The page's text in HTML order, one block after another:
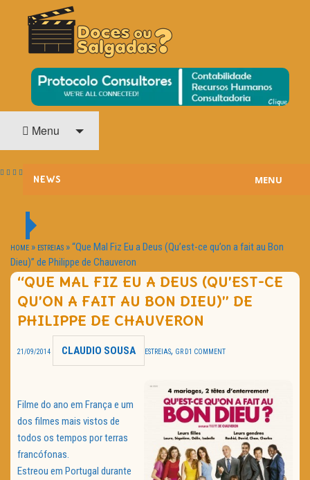
DOCES OU SALGADAS?
O Cinema? Uma Paixão!!
Menu
NEWS
PASSATEMPOS
HOME CINEMA
NOTA PESSOAL
MENU
HOME » ESTREIAS »“Que Mal Fiz Eu a Deus (Qu’est-ce qu’on a fait au Bon
Dieu)” de Philippe de Chauveron
“QUE MAL FIZ EU A DEUS (QU’EST-CE
QU’ON A FAIT AU BON DIEU)” DE
PHILIPPE DE CHAUVERON
21/09/2014 CLAUDIO SOUSA ESTREIAS, GR D1 COMMENT
Filme do ano em França e um
dos filmes mais vistos de
todos os tempos por terras
francófonas.
Estreou em Portugal durante